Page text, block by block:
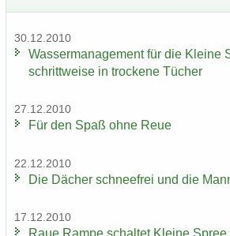
30.12.2010
Was­ser­ma­nage­ment für die Klei­ne
schritt­wei­se in tro­cke­ne Tü­cher
27.12.2010
Für den Spaß ohne Reue
22.12.2010
Die Dä­cher schnee­frei und die
17.12.2010